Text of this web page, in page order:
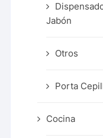
Jabón
Otros
Porta
Cocina